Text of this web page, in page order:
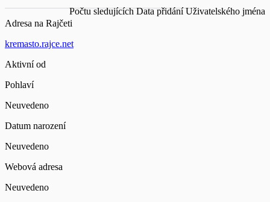
Počtu sledujících Data přidání Uživatelského jména
Adresa na Rajčeti
kremasto.rajce.net
Aktivní od
Pohlaví
Neuvedeno
Datum narození
Neuvedeno
Webová adresa
Neuvedeno